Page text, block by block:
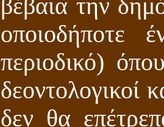
βέβαια την
οποιοδήποτε
περιοδικό)
δεοντολογικοί
δεν θα